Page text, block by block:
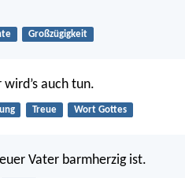
Großzügigkeit
auch tun.
Treue Wort Gottes
Vater barmherzig ist.